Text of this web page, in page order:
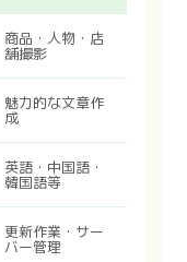
商品・人物・店
舗撮影
魅力的な文章作
成
英語・中国語・
韓国語等
更新作業・サー
バー管理